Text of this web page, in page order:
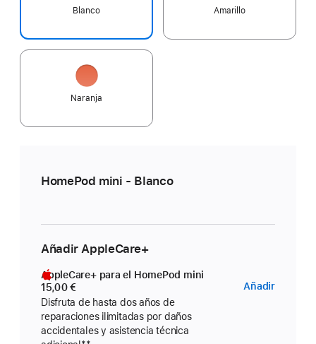
Blanco Amarillo
Naranja
HomePod mini - Blanco
Añadir AppleCare+
AppleCare+ para el HomePod mini
15,00 €
Disfruta de hasta dos años de
reparaciones ilimitadas por daños
accidentales y asistencia técnica
Añadir